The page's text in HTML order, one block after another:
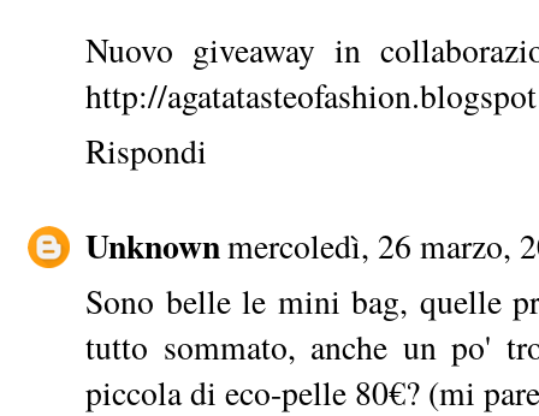
Nuovo giveaway in
http://
Rispondi
Unknownmercoledì, 26 marzo,
Sono belle le mini bag, quelle
tutto sommato, anche un po'
piccola di eco-pelle 80€? (mi